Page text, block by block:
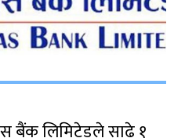
बैंक लिमिटेडले साढे १